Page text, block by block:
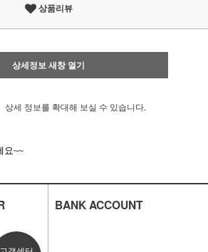
상품리뷰
상세정보 새창 열기
상세 정보를 확대해 보실 수 있습니다.
요~~
BANK ACCOUNT